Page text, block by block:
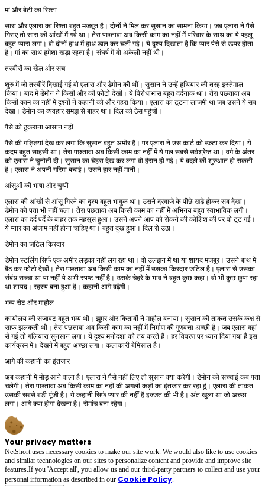
मां और बेटी का रिश्ता
सारा और एलारा का रिश्ता बहुत मजबूत है। दोनों ने मिल कर सुसान का सामना किया। जब एलारा ने पैसे
गिराए तो सारा की आंखों में गर्व था। तेरा पछतावा अब किसी काम का नहीं में परिवार के साथ का ये पहलू
बहुत प्यारा लगा। वो दोनों हाथ में हाथ डाल कर चली गई। ये दृश्य दिखाता है कि प्यार पैसे से ऊपर होता
है। मां का साथ हमेशा खड़ा रहता है। संघर्ष में वो अकेली नहीं थी।
तस्वीरों का खेल और सच
शुरु में जो तस्वीरें दिखाई गईं वो एलारा और डेमोन की थीं। सुसान ने उन्हें हथियार की तरह इस्तेमाल
किया। बाद में डेमोन ने किसी और की फोटो देखी। ये विरोधाभास बहुत दर्दनाक था। तेरा पछतावा अब
किसी काम का नहीं में दृश्यों ने कहानी को और गहरा किया। एलारा का टूटना लाजमी था जब उसने ये सब
देखा। डेमोन का व्यवहार समझ से बाहर था। दिल को ठेस पहुंची।
पैसे को ठुकराना आसान नहीं
पैसे की गड्डियां देख कर लगा कि सुसान बहुत अमीर है। पर एलारा ने उस कार्ट को उल्टा कर दिया। ये
कदम बहुत साहसी था। तेरा पछतावा अब किसी काम का नहीं में ये पल सबसे सर्वश्रेष्ठ था। वर्ग के अंतर
को एलारा ने चुनौती दी। सुसान का चेहरा देख कर लगा वो हैरान हो गई। ये बदले की शुरुआत हो सकती
है। एलारा ने अपनी गरिमा बचाई। उसने हार नहीं मानी।
आंसुओं की भाषा और चुप्पी
एलारा की आंखों से आंसू गिरने का दृश्य बहुत भावुक था। उसने दरवाजे के पीछे खड़े होकर सब देखा।
डेमोन को पता भी नहीं चला। तेरा पछतावा अब किसी काम का नहीं में अभिनय बहुत स्वाभाविक लगी।
एलारा का दर्द पर्दे के बाहर तक महसूस हुआ। उसने अपने आप को रोकने की कोशिश की पर वो टूट गई।
ये प्यार का अंजाम नहीं होना चाहिए था। बहुत दुख हुआ। दिल रो उठा।
डेमोन का जटिल किरदार
डेमोन स्टर्लिंग सिर्फ एक अमीर लड़का नहीं लग रहा था। वो उलझन में था या शायद मजबूर। उसने बाथ में
बैठ कर फोटो देखी। तेरा पछतावा अब किसी काम का नहीं में उसका किरदार जटिल है। एलारा से उसका
संबंध सच्चा था या नहीं ये अभी स्पष्ट नहीं है। उसके चेहरे के भाव ने बहुत कुछ कहा। वो भी कुछ छुपा रहा
था शायद। रहस्य बना हुआ है। कहानी आगे बढ़ेगी।
भव्य सेट और माहौल
कार्यालय की सजावट बहुत भव्य थी। झूमर और किताबों ने माहौल बनाया। सुसान की ताकत उसके कक्ष से
साफ झलकती थी। तेरा पछतावा अब किसी काम का नहीं में निर्माण की गुणवत्ता अच्छी है। जब एलारा वहां
से गई तो गलियारा सुनसान लगा। ये दृश्य मनोदशा को तय करते हैं। हर विवरण पर ध्यान दिया गया है इस
कार्यक्रम में। देखने में बहुत अच्छा लगा। कलाकारी बेमिसाल है।
आगे की कहानी का इंतजार
अब कहानी में मोड़ आने वाला है। एलारा ने पैसे नहीं लिए तो सुसान क्या करेगी। डेमोन को सच्चाई कब पता
चलेगी। तेरा पछतावा अब किसी काम का नहीं की अगली कड़ी का इंतजार कर रहा हूं। एलारा की ताकत
उसकी सबसे बड़ी पूंजी है। ये कहानी सिर्फ प्यार की नहीं है इज्जत की भी है। अंत खुला था जो अच्छा
लगा। आगे क्या होगा देखना है। रोमांच बना रहेगा।
Your privacy matters
NetShort uses necessary cookies to make our site work. We would also like to use cookies
and similar technologies on our sites to personalize content and provide and improve site
features.If you 'Accept all', you allow us and our third-party partners to collect and use your
personal irformation as described in our Cookie Policy.